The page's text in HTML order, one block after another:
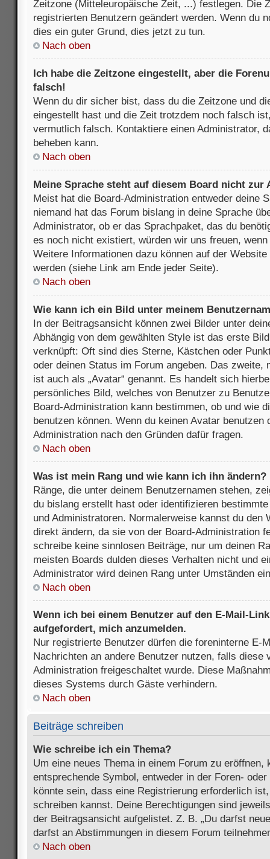
Zeitzone (Mitteleuropäische Zeit, ...) festlegen. Die
registrierten Benutzern geändert werden. Wenn du
dies ein guter Grund, dies jetzt zu tun.
Nach oben
Ich habe die Zeitzone eingestellt, aber die
falsch!
Wenn du dir sicher bist, dass du die Zeitzone und
eingestellt hast und die Zeit trotzdem noch falsch
vermutlich falsch. Kontaktiere einen Administrator,
beheben kann.
Nach oben
Meine Sprache steht auf diesem Board nicht zur
Meist hat die Board-Administration entweder deine
niemand hat das Forum bislang in deine Sprache
Administrator, ob er das Sprachpaket, das du
es noch nicht existiert, würden wir uns freuen,
Weitere Informationen dazu können auf der
werden (siehe Link am Ende jeder Seite).
Nach oben
Wie kann ich ein Bild unter meinem
In der Beitragsansicht können zwei Bilder unter
Abhängig von dem gewählten Style ist das erste
verknüpft: Oft sind dies Sterne, Kästchen oder
oder deinen Status im Forum angeben. Das zweite,
ist auch als „Avatar“ genannt. Es handelt sich
persönliches Bild, welches von Benutzer zu
Board-Administration kann bestimmen, ob und wie
benutzen können. Wenn du keinen Avatar
Administration nach den Gründen dafür fragen.
Nach oben
Was ist mein Rang und wie kann ich ihn ändern?
Ränge, die unter deinem Benutzernamen stehen,
du bislang erstellt hast oder identifizieren
und Administratoren. Normalerweise kannst du den
direkt ändern, da sie von der Board-Administration
schreibe keine sinnlosen Beiträge, nur um deinen
meisten Boards dulden dieses Verhalten nicht und
Administrator wird deinen Rang unter Umständen
Nach oben
Wenn ich bei einem Benutzer auf den E-Mail-
aufgefordert, mich anzumelden.
Nur registrierte Benutzer dürfen die foreninterne E-
Nachrichten an andere Benutzer nutzen, falls diese
Administration freigeschaltet wurde. Diese
dieses Systems durch Gäste verhindern.
Nach oben
Beiträge schreiben
Wie schreibe ich ein Thema?
Um eine neues Thema in einem Forum zu eröffnen,
entsprechende Symbol, entweder in der Foren-
könnte sein, dass eine Registrierung erforderlich
schreiben kannst. Deine Berechtigungen sind
der Beitragsansicht aufgelistet. Z. B. „Du darfst
darfst an Abstimmungen in diesem Forum
Nach oben